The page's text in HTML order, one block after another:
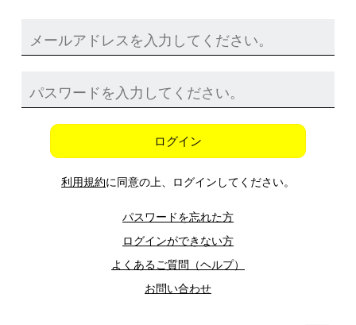
ログイン
利用規約に同意の上、ログインしてください。
パスワードを忘れた方
ログインができない方
よくあるご質問（ヘルプ）
お問い合わせ